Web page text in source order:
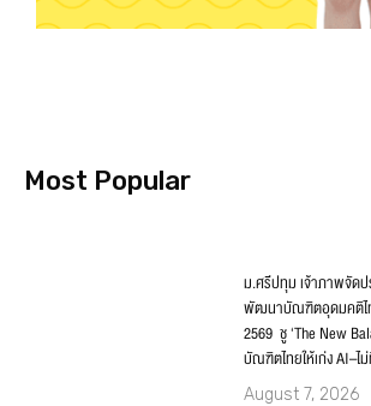
Most Popular
ม.ศรีปทุม เจ้าภาพจัดป
พัฒนาบัณฑิตอุดมคติไท
2569 ชู ‘The New
บัณฑิตไทยให้เก่ง AI–
August 7, 2026